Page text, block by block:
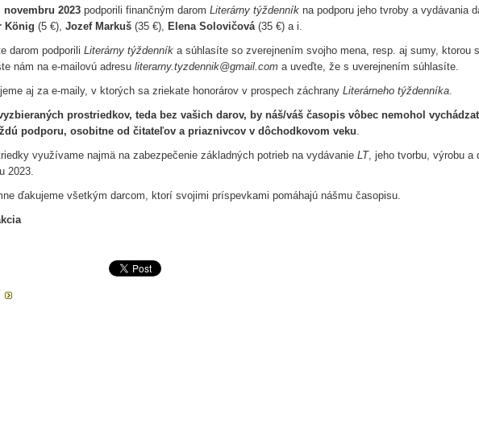
novembru 2023 podporili finančným darom Literárny týždenník na podporu jeho tvroby a vydávania
Kӧnig (5 €), Jozef Markuš (35 €), Elena Solovičová(35 €) a i.
darom podporili Literárny týždenník a súhlasíte so zverejnením svojho mena, resp. aj sumy, ktorou
nám na e-mailovú adresu literarny.tyzdennik@gmail.com a uveďte, že s uverejnením súhlasíte.
aj za e-maily, v ktorých sa zriekate honorárov v prospech záchrany Literárneho týždenníka.
prostriedkov, teda bez vašich darov, by náš/váš časopis vôbec nemohol
podporu, osobitne od čitateľov a priaznivcov v dôchodkovom veku.
využívame najmä na zabezpečenie základných potrieb na vydávanie LT, jeho tvorbu, výrobu a
2023.
ďakujeme všetkým darcom, ktorí svojimi príspevkami pomáhajú nášmu časopisu.